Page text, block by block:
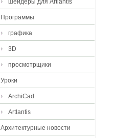
шейдеры для Artlantis
Программы
графика
3D
просмотрщики
Уроки
ArchiCad
Artlantis
Архитектурные новости